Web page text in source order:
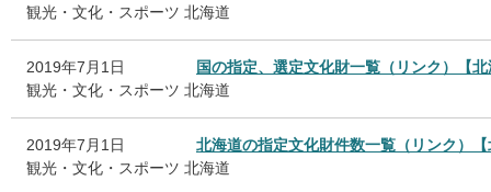
観光・文化・スポーツ 北海道
2019年7月1日
国の指定、選定文化財一覧（リンク）【
観光・文化・スポーツ 北海道
2019年7月1日
北海道の指定文化財件数一覧（リンク）
観光・文化・スポーツ 北海道